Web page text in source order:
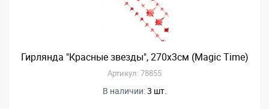
Гирлянда "Красные звезды", 270x3см (Magic Time)
Артикул: 78855
В наличии:3 шт.